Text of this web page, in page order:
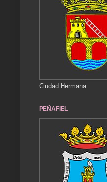
Ciudad Hermana
PEÑAFIEL